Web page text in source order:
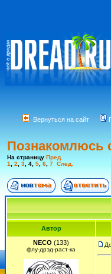
Вернуться на сайт
Познакомлюсь
На страницу Пред.
1
2 3 4 5 6 7 След.
Автор
NECO (133)
флу-дрэд-раст-ка